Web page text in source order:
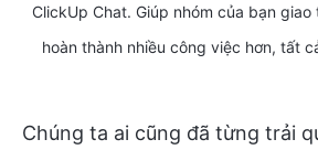
ClickUp Chat. Giúp nhóm của bạn
hoàn thành nhiều công việc hơn, tất
Chúng ta ai cũng đã từng trải